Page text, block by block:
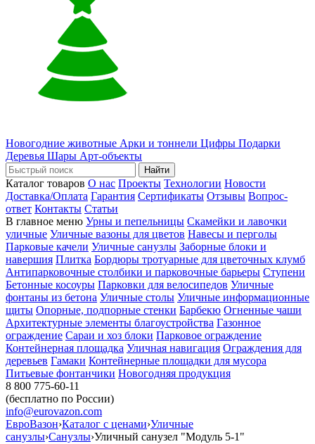
Новогодние животные Арки и тоннели Цифры Подарки
Деревья Шары Арт-объекты
Найти
Каталог товаров О нас Проекты Технологии Новости
Доставка/Оплата Гарантия Сертификаты Отзывы Вопрос-
ответ Контакты Статьи
В главное меню Урны и пепельницы Скамейки и лавочки
уличные Уличные вазоны для цветов Навесы и перголы
Парковые качели Уличные санузлы Заборные блоки и
навершия Плитка Бордюры тротуарные для цветочных клумб
Антипарковочные столбики и парковочные барьеры Ступени
Бетонные косоуры Парковки для велосипедов Уличные
фонтаны из бетона Уличные столы Уличные информационные
щиты Опорные, подпорные стенки Барбекю Огненные чаши
Архитектурные элементы благоустройства Газонное
ограждение Сараи и хоз блоки Парковое ограждение
Контейнерная площадка Уличная навигация Ограждения для
деревьев Гамаки Контейнерные площадки для мусора
Питьевые фонтанчики Новогодняя продукция
8 800 775-60-11
(бесплатно по России)
info@eurovazon.com
ЕвроВазон›Каталог с ценами›Уличные
санузлы›Санузлы›Уличный санузел "Модуль 5-1"